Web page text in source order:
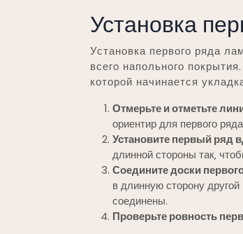
Установка
Установка первого ряда
всего напольного
которой начинается
Отмерьте и отметьте
ориентир для первого
Установите первый ряд
длинной стороны так‚
Соедините доски
в длинную сторону
соединены.
Проверьте ровность